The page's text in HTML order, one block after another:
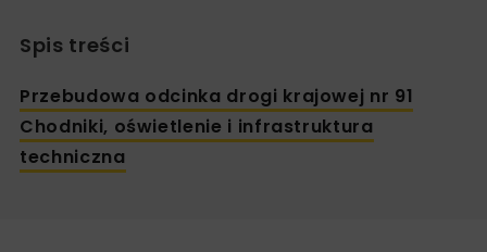
Spis treści
Przebudowa odcinka drogi krajowej nr 91
Chodniki, oświetlenie i infrastruktura
techniczna